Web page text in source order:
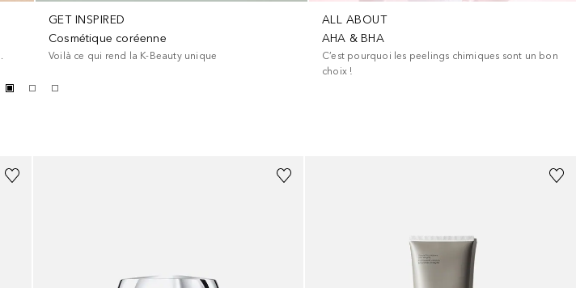
GET INSPIRED
Cosmétique coréenne
Voilà ce qui rend la K-Beauty unique
ALL ABOUT
AHA & BHA
C’est pourquoi les peelings chimiques sont un bon
choix !